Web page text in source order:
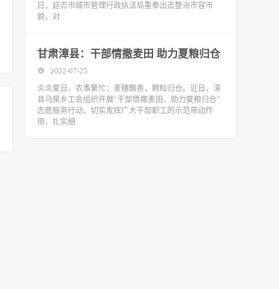
日，延吉市城市管理行政执法局重拳出击整治市容市
貌，对
甘肃漳县：干部情撒麦田 助力夏粮归仓
2022-07-25
炎炎夏日，农事繁忙；麦穗飘香，颗粒归仓。近日，漳
县马泉乡工会组织开展“干部情撒麦田，助力夏粮归仓”
志愿服务行动，切实发挥广大干部职工的示范带动作
用，扎实细